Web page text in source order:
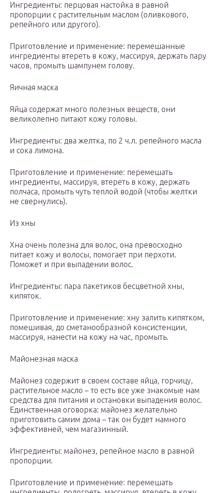
Ингредиенты: перцовая настойка в равной
пропорции с растительным маслом (оливкового,
репейного или другого).
Приготовление и применение: перемешанные
ингредиенты втереть в кожу, массируя, держать пару
часов, промыть шампунем голову.
Яичная маска
Яйца содержат много полезных веществ, они
великолепно питают кожу головы.
Ингредиенты: два желтка, по 2 ч.л. репейного масла
и сока лимона.
Приготовление и применение: перемешать
ингредиенты, массируя, втереть в кожу, держать
полчаса, промыть чуть теплой водой (чтобы желтки
не свернулись).
Из хны
Хна очень полезна для волос, она превосходно
питает кожу и волосы, помогает при перхоти.
Поможет и при выпадении волос.
Ингредиенты: пара пакетиков бесцветной хны,
кипяток.
Приготовление и применение: хну залить кипятком,
помешивая, до сметанообразной консистенции,
массируя, нанести на кожу на час, промыть.
Майонезная маска
Майонез содержит в своем составе яйца, горчицу,
растительное масло – то есть все уже знакомые нам
средства для питания и остановки выпадения волос.
Единственная оговорка: майонез желательно
приготовить самим дома – так он будет намного
эффективней, чем магазинный.
Ингредиенты: майонез, репейное масло в равной
пропорции.
Приготовление и применение: перемешать